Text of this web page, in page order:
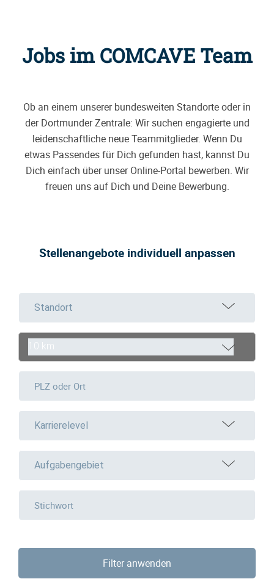
Jobs im COMCAVE Team
Ob an einem unserer bundesweiten Standorte oder in
der Dortmunder Zentrale: Wir suchen engagierte und
leidenschaftliche neue Teammitglieder. Wenn Du
etwas Passendes für Dich gefunden hast, kannst Du
Dich einfach über unser Online-Portal bewerben. Wir
freuen uns auf Dich und Deine Bewerbung.
Stellenangebote individuell anpassen
Standort
10 km
Karrierelevel
Aufgabengebiet
Filter anwenden